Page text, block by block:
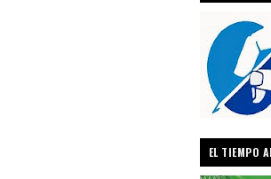
EL TIEMPO